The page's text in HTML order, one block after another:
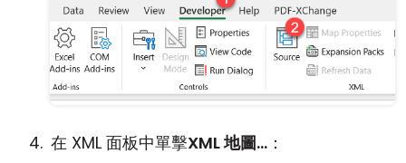
在 XML 面板中單擊XML 地圖... ：